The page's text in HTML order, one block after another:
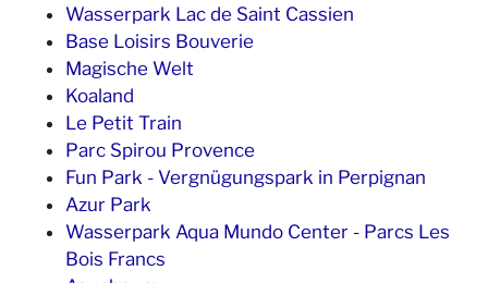
Wasserpark Lac de Saint Cassien
Base Loisirs Bouverie
Magische Welt
Koaland
Le Petit Train
Parc Spirou Provence
Fun Park - Vergnügungspark in Perpignan
Azur Park
Wasserpark Aqua Mundo Center - Parcs Les
Bois Francs